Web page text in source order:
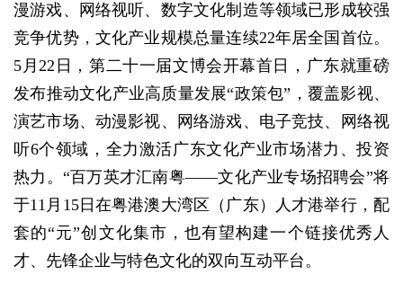
漫游戏、网络视听、数字文化制造等领域已形成较强
竞争优势，文化产业规模总量连续22年居全国首位。
5月22日，第二十一届文博会开幕首日，广东就重磅
发布推动文化产业高质量发展“政策包”，覆盖影视、
演艺市场、动漫影视、网络游戏、电子竞技、网络视
听6个领域，全力激活广东文化产业市场潜力、投资
热力。“百万英才汇南粤——文化产业专场招聘会”将
于11月15日在粤港澳大湾区（广东）人才港举行，配
套的“元”创文化集市，也有望构建一个链接优秀人
才、先锋企业与特色文化的双向互动平台。